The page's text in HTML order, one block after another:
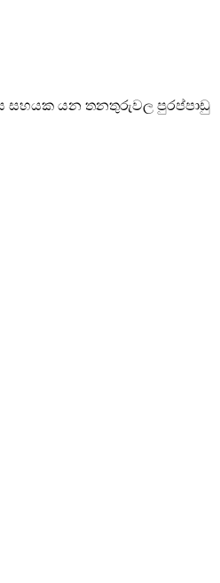
සහයක යන තනතුරුවල පුරප්පාඩු